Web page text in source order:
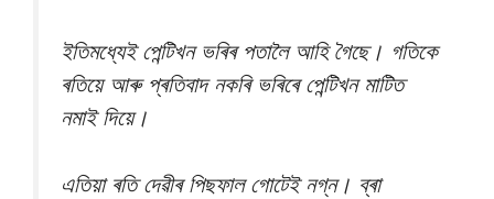
ইতিমধ্যেই পেন্টিখন ভৰিৰ পতালৈ আহি গৈছে। গতিকে
ৰতিয়ে আৰু প্ৰতিবাদ নকৰি ভৰিৰে পেন্টিখন মাটিত
নমাই দিয়ে।
এতিয়া ৰতি দেৱীৰ পিছফাল গোটেই নগ্ন। ব্ৰা